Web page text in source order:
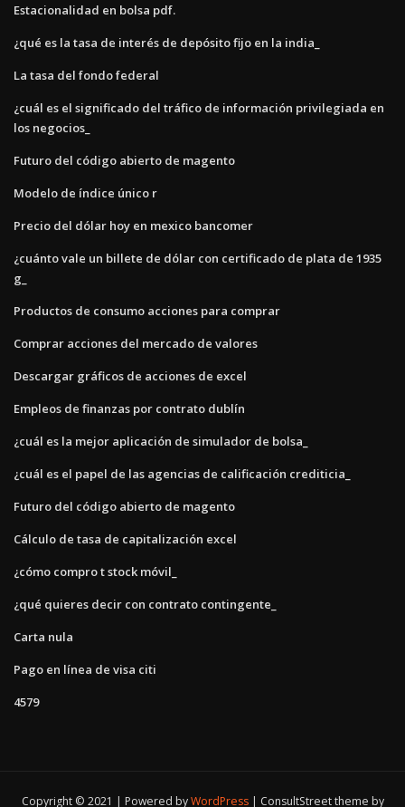
Estacionalidad en bolsa pdf.
¿qué es la tasa de interés de depósito fijo en la india_
La tasa del fondo federal
¿cuál es el significado del tráfico de información privilegiada en
los negocios_
Futuro del código abierto de magento
Modelo de índice único r
Precio del dólar hoy en mexico bancomer
¿cuánto vale un billete de dólar con certificado de plata de 1935
g_
Productos de consumo acciones para comprar
Comprar acciones del mercado de valores
Descargar gráficos de acciones de excel
Empleos de finanzas por contrato dublín
¿cuál es la mejor aplicación de simulador de bolsa_
¿cuál es el papel de las agencias de calificación crediticia_
Futuro del código abierto de magento
Cálculo de tasa de capitalización excel
¿cómo compro t stock móvil_
¿qué quieres decir con contrato contingente_
Carta nula
Pago en línea de visa citi
4579
Copyright © 2021 | Powered byWordPress ConsultStreet theme by